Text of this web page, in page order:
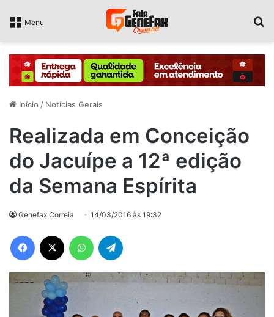
Menu
Início / Notícias Gerais
Realizada em Conceição
do Jacuípe a 12ª edição
da Semana Espírita
Genefax Correia 14/03/2016 às 19:32
Facebook WhatsApp